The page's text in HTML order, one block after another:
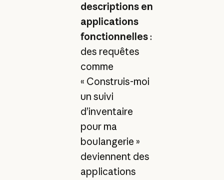
descriptions en
applications
fonctionnelles:
des requêtes
comme
« Construis-moi
un suivi
d’inventaire
pour ma
boulangerie »
deviennent des
applications